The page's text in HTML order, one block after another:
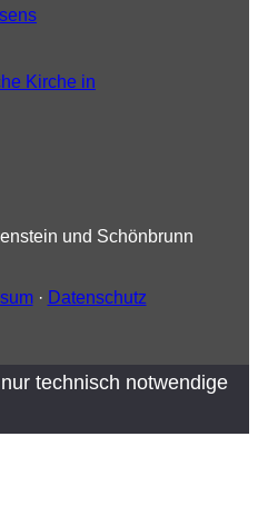
und Schönbrunn
· Datenschutz
technisch notwendige